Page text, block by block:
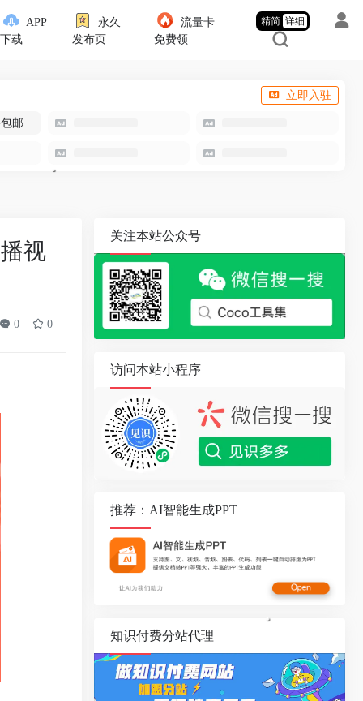
APP
下载
永久
发布页
流量卡
免费领
精简 详细
立即入驻
邮
视
0 0
关注本站公众号
访问本站小程序
推荐：AI智能生成PPT
知识付费分站代理